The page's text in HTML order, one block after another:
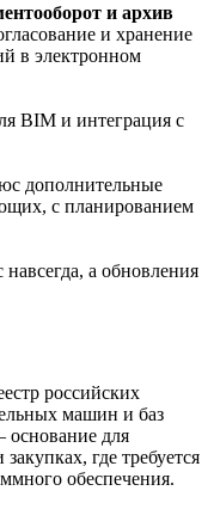
и архив
и хранение
в электронном
BIM и интеграция с
дополнительные
с планированием
навсегда, а обновления
российских
машин и баз
основание для
где требуется
обеспечения.